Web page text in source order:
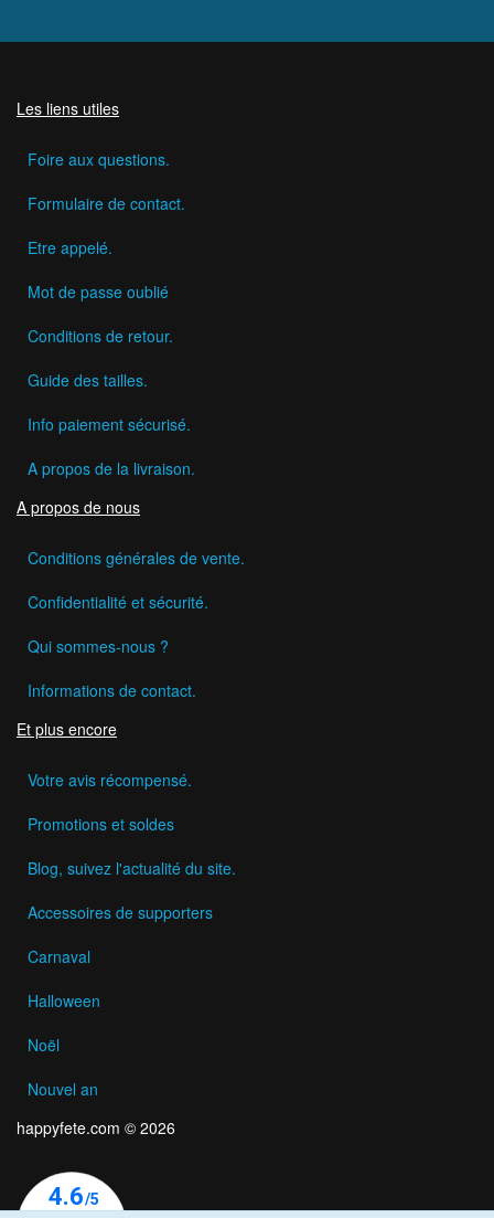
Les liens utiles
Foire aux questions.
Formulaire de contact.
Etre appelé.
Mot de passe oublié
Conditions de retour.
Guide des tailles.
Info paiement sécurisé.
A propos de la livraison.
A propos de nous
Conditions générales de vente.
Confidentialité et sécurité.
Qui sommes-nous ?
Informations de contact.
Et plus encore
Votre avis récompensé.
Promotions et soldes
Blog, suivez l'actualité du site.
Accessoires de supporters
Carnaval
Halloween
Noël
Nouvel an
happyfete.com © 2026